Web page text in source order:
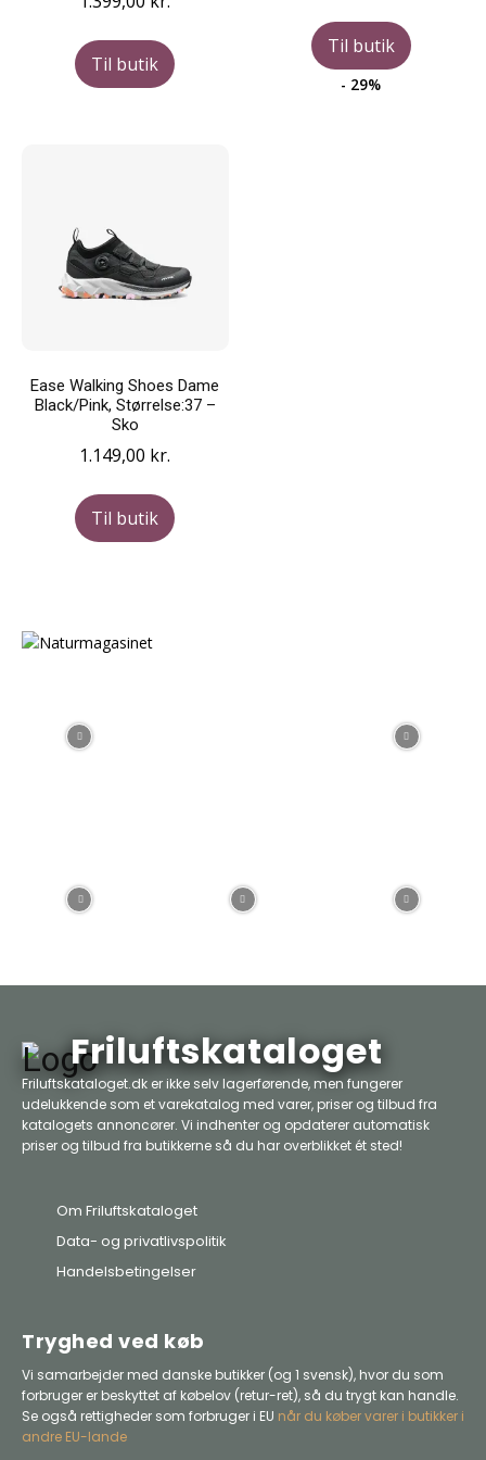
Til butik
var:
1.200,00 kr..
Til butik
- 29%
Ease Walking Shoes Dame
Black/Pink, Størrelse:37 –
Sko
1.149,00 kr.
Til butik
Friluftskataloget
Friluftskataloget.dk er ikke selv lagerførende, men fungerer
udelukkende som et varekatalog med varer, priser og tilbud fra
katalogets annoncører. Vi indhenter og opdaterer automatisk
priser og tilbud fra butikkerne så du har overblikket ét sted!
Om Friluftskataloget
Data- og privatlivspolitik
Handelsbetingelser
Tryghed ved køb
Vi samarbejder med danske butikker (og 1 svensk), hvor du som
forbruger er beskyttet af købelov (retur-ret), så du trygt kan handle.
Se også rettigheder som forbruger i EU når du køber varer i butikker i
andre EU-lande